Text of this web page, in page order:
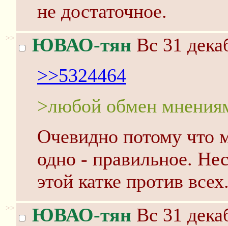
не достаточное.
>> ЮВАО-тян Вс 31
>>5324464
>любой обмен
Очевидно потому что
одно - правильное.
этой катке против
>> ЮВАО-тян Вс 31